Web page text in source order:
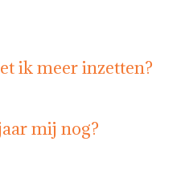
ik meer inzetten?
mij nog?